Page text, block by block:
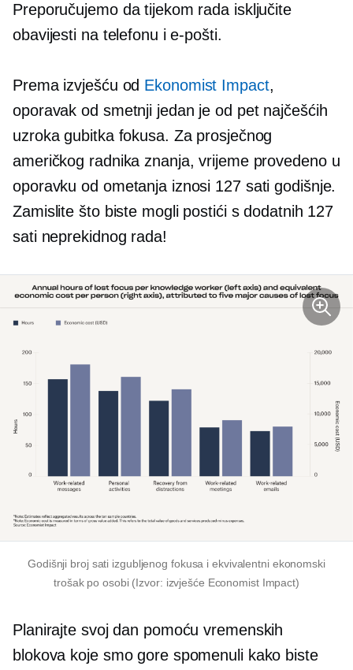
Preporučujemo da tijekom rada isključite
obavijesti na telefonu i e-pošti.
Prema izvješću od Ekonomist Impact,
oporavak od smetnji jedan je od pet najčešćih
uzroka gubitka fokusa. Za prosječnog
američkog radnika znanja, vrijeme provedeno u
oporavku od ometanja iznosi 127 sati godišnje.
Zamislite što biste mogli postići s dodatnih 127
sati neprekidnog rada!
Godišnji broj sati izgubljenog fokusa i ekvivalentni ekonomski
trošak po osobi (Izvor: izvješće Economist Impact)
Planirajte svoj dan pomoću vremenskih
blokova koje smo gore spomenuli kako biste